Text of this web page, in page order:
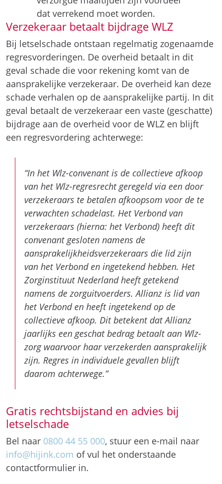
dat verrekend moet worden.
Verzekeraar betaalt bijdrage WLZ
Bij letselschade ontstaan regelmatig zogenaamde
regresvorderingen. De overheid betaalt in dit
geval schade die voor rekening komt van de
aansprakelijke verzekeraar. De overheid kan deze
schade verhalen op de aansprakelijke partij. In dit
geval betaalt de verzekeraar een vaste (geschatte)
bijdrage aan de overheid voor de WLZ en blijft
een regresvordering achterwege:
“In het Wlz-convenant is de collectieve afkoop
van het Wlz-regresrecht geregeld via een door
verzekeraars te betalen afkoopsom voor de te
verwachten schadelast. Het Verbond van
verzekeraars (hierna: het Verbond) heeft dit
convenant gesloten namens de
aansprakelijkheidsverzekeraars die lid zijn
van het Verbond en ingetekend hebben. Het
Zorginstituut Nederland heeft getekend
namens de zorguitvoerders. Allianz is lid van
het Verbond en heeft ingetekend op de
collectieve afkoop. Dit betekent dat Allianz
jaarlijks een geschat bedrag betaalt aan Wlz-
zorg waarvoor haar verzekerden aansprakelijk
zijn. Regres in individuele gevallen blijft
daarom achterwege.”
Gratis rechtsbijstand en advies bij
letselschade
Bel naar 0800 44 55 000, stuur een e-mail naar
info@hijink.com of vul het onderstaande
contactformulier in.